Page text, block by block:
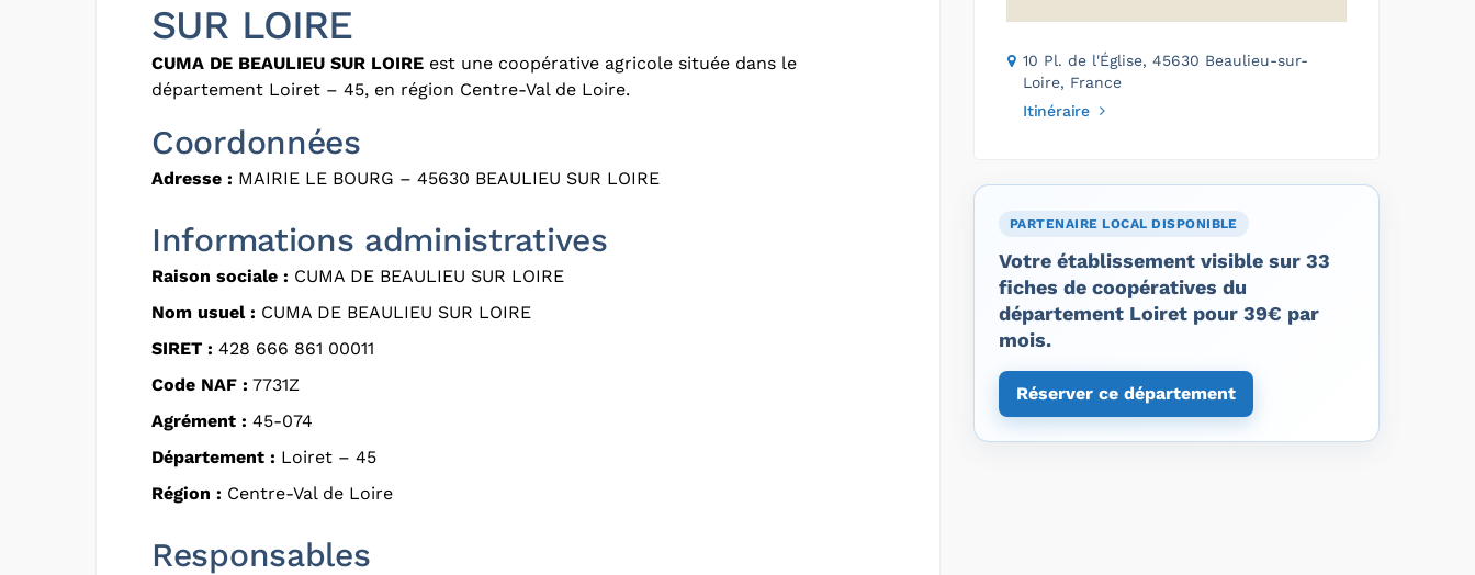
SUR LOIRE
CUMA DE BEAULIEU SUR LOIRE est une coopérative agricole située dans le
département Loiret – 45, en région Centre-Val de Loire.
Coordonnées
Adresse : MAIRIE LE BOURG – 45630 BEAULIEU SUR LOIRE
Informations administratives
Raison sociale : CUMA DE BEAULIEU SUR LOIRE
Nom usuel : CUMA DE BEAULIEU SUR LOIRE
SIRET : 428 666 861 00011
Code NAF : 7731Z
Agrément : 45-074
Département : Loiret – 45
Région : Centre-Val de Loire
Responsables
10 Pl. de l'Église, 45630 Beaulieu-sur-
Loire, France
Itinéraire
PARTENAIRE LOCAL DISPONIBLE
Votre établissement visible sur 33
fiches de coopératives du
département Loiret pour 39€ par
mois.
Réserver ce département